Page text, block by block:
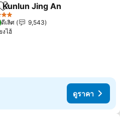
เพิ่มในรายการโปรด
Kunlun Jing An
ดีเลิศ
9,543
งไฮ้
ดูราคา